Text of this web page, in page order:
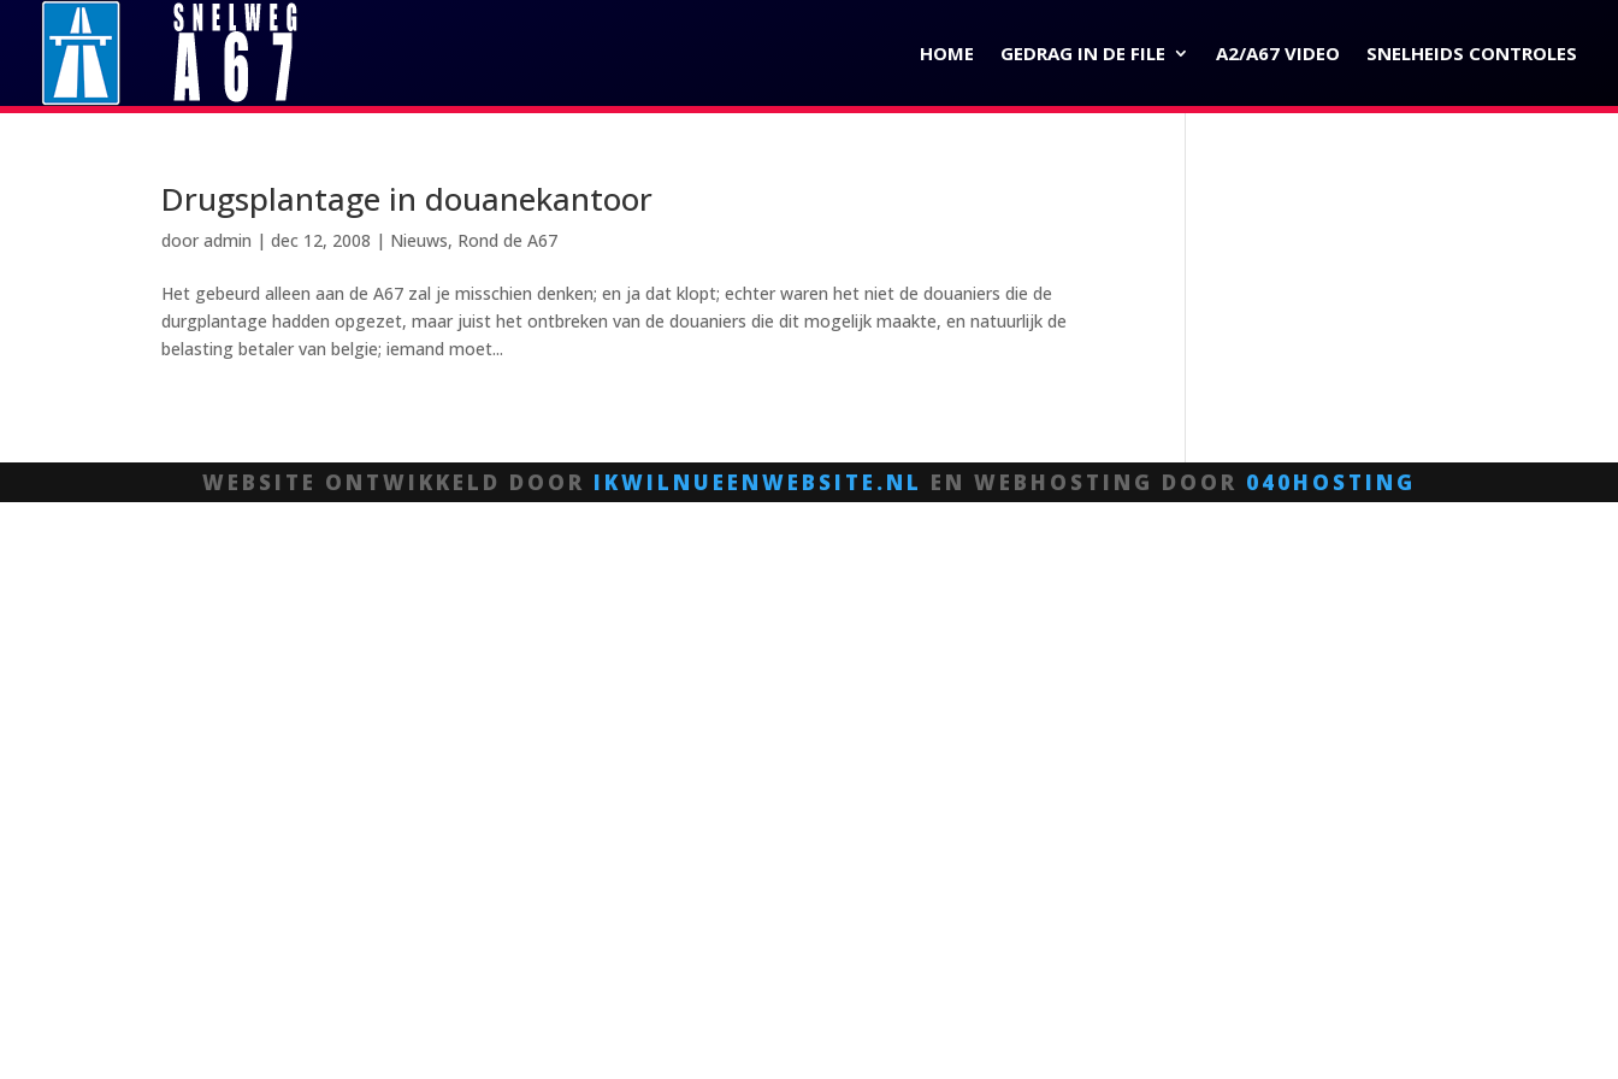
HOME GEDRAG IN DE FILE A2/A67 VIDEO SNELHEIDS CONTROLES
Drugsplantage in douanekantoor
dooradmin |dec 12, 2008 | Nieuws, Rond de A67
Het gebeurd alleen aan de A67 zal je misschien denken; en ja dat klopt; echter waren het niet de douaniers die de
durgplantage hadden opgezet, maar juist het ontbreken van de douaniers die dit mogelijk maakte, en natuurlijk de
belasting betaler van belgie; iemand moet...
WEBSITE ONTWIKKELD DOOR IKWILNUEENWEBSITE.NL EN WEBHOSTING DOOR 040HOSTING